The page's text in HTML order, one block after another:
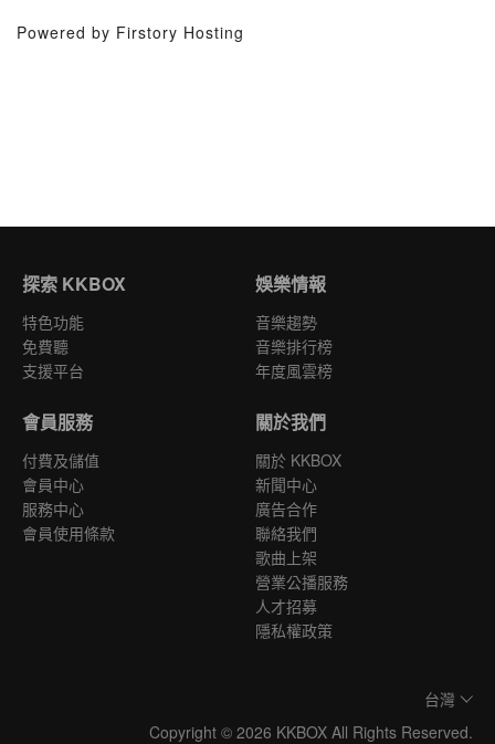
Powered by Firstory Hosting
探索 KKBOX
特色功能
免費聽
支援平台
娛樂情報
音樂趨勢
音樂排行榜
年度風雲榜
會員服務
付費及儲值
會員中心
服務中心
會員使用條款
關於我們
關於 KKBOX
新聞中心
廣告合作
聯絡我們
歌曲上架
營業公播服務
人才招募
隱私權政策
台灣
Copyright © 2026 KKBOX All Rights Reserved.